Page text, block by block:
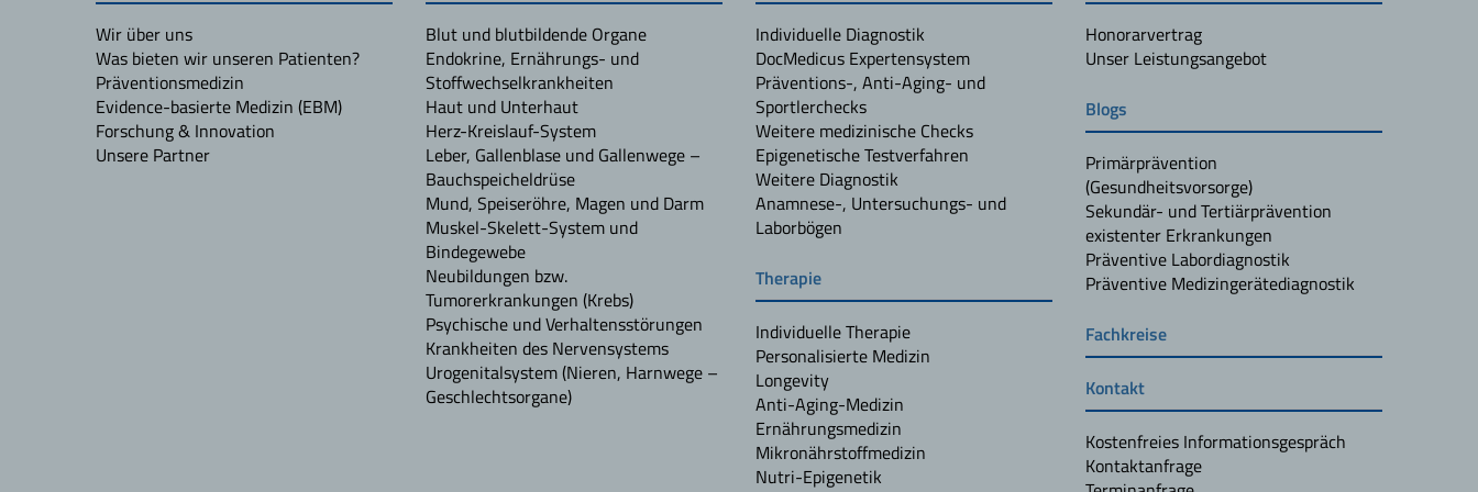
Wir über uns
Was bieten wir unseren Patienten?
Präventionsmedizin
Evidence-basierte Medizin (EBM)
Forschung & Innovation
Unsere Partner
Blut und blutbildende Organe
Endokrine, Ernährungs- und
Stoffwechselkrankheiten
Haut und Unterhaut
Herz-Kreislauf-System
Leber, Gallenblase und Gallenwege –
Bauchspeicheldrüse
Mund, Speiseröhre, Magen und Darm
Muskel-Skelett-System und
Bindegewebe
Neubildungen bzw.
Tumorerkrankungen (Krebs)
Psychische und Verhaltensstörungen
Krankheiten des Nervensystems
Urogenitalsystem (Nieren, Harnwege –
Geschlechtsorgane)
Individuelle Diagnostik
DocMedicus Expertensystem
Präventions-, Anti-Aging- und
Sportlerchecks
Weitere medizinische Checks
Epigenetische Testverfahren
Weitere Diagnostik
Anamnese-, Untersuchungs- und
Laborbögen
Therapie
Individuelle Therapie
Personalisierte Medizin
Longevity
Anti-Aging-Medizin
Ernährungsmedizin
Mikronährstoffmedizin
Nutri-Epigenetik
Honorarvertrag
Unser Leistungsangebot
Blogs
Primärprävention
(Gesundheitsvorsorge)
Sekundär- und Tertiärprävention
existenter Erkrankungen
Präventive Labordiagnostik
Präventive Medizingerätediagnostik
Fachkreise
Kontakt
Kostenfreies Informationsgespräch
Kontaktanfrage